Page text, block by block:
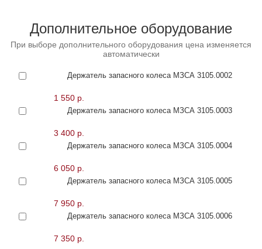
Дополнительное оборудование
При выборе дополнительного оборудования цена изменяется
автоматически
Держатель запасного колеса МЗСА 3105.0002
1 550 р.
Держатель запасного колеса МЗСА 3105.0003
3 400 р.
Держатель запасного колеса МЗСА 3105.0004
6 050 р.
Держатель запасного колеса МЗСА 3105.0005
7 950 р.
Держатель запасного колеса МЗСА 3105.0006
7 350 р.